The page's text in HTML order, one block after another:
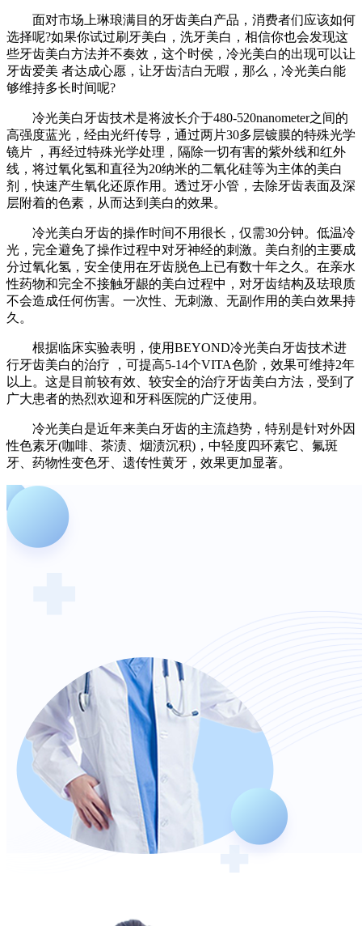
面对市场上琳琅满目的牙齿美白产品，消费者们应该如何
选择呢?如果你试过刷牙美白，洗牙美白，相信你也会发现这
些牙齿美白方法并不奏效，这个时侯，冷光美白的出现可以让
牙齿爱美 者达成心愿，让牙齿洁白无暇，那么，冷光美白能
够维持多长时间呢?
冷光美白牙齿技术是将波长介于480-520nanometer之间的
高强度蓝光，经由光纤传导，通过两片30多层镀膜的特殊光学
镜片 ，再经过特殊光学处理，隔除一切有害的紫外线和红外
线，将过氧化氢和直径为20纳米的二氧化硅等为主体的美白
剂，快速产生氧化还原作用。透过牙小管，去除牙齿表面及深
层附着的色素，从而达到美白的效果。
冷光美白牙齿的操作时间不用很长，仅需30分钟。低温冷
光，完全避免了操作过程中对牙神经的刺激。美白剂的主要成
分过氧化氢，安全使用在牙齿脱色上已有数十年之久。在亲水
性药物和完全不接触牙龈的美白过程中，对牙齿结构及珐琅质
不会造成任何伤害。一次性、无刺激、无副作用的美白效果持
久。
根据临床实验表明，使用BEYOND冷光美白牙齿技术进
行牙齿美白的治疗 ，可提高5-14个VITA色阶，效果可维持2年
以上。这是目前较有效、较安全的治疗牙齿美白方法，受到了
广大患者的热烈欢迎和牙科医院的广泛使用。
冷光美白是近年来美白牙齿的主流趋势，特别是针对外因
性色素牙(咖啡、茶渍、烟渍沉积)，中轻度四环素它、氟斑
牙、药物性变色牙、遗传性黄牙，效果更加显著。